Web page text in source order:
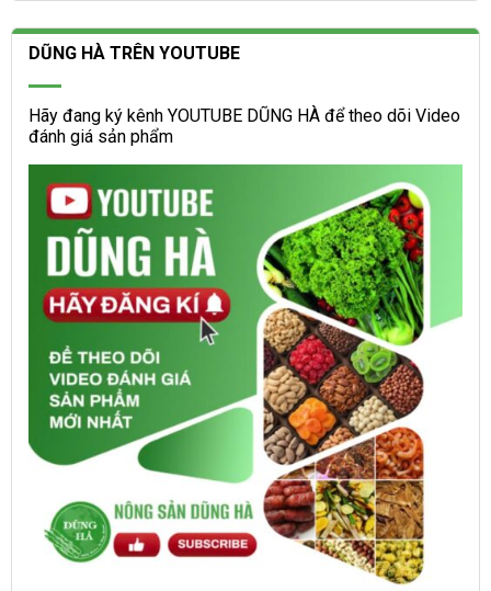
DŨNG HÀ TRÊN YOUTUBE
Hãy đang ký kênh YOUTUBE DŨNG HÀ để theo dõi Video
đánh giá sản phẩm